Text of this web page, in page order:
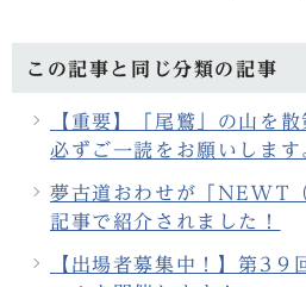
この記事と同じ分類の記事
【重要】「尾鷲」の山を
必ずご一読をお願いします
夢古道おわせが「NEWT
記事で紹介されました！
【出場者募集中！】第3９